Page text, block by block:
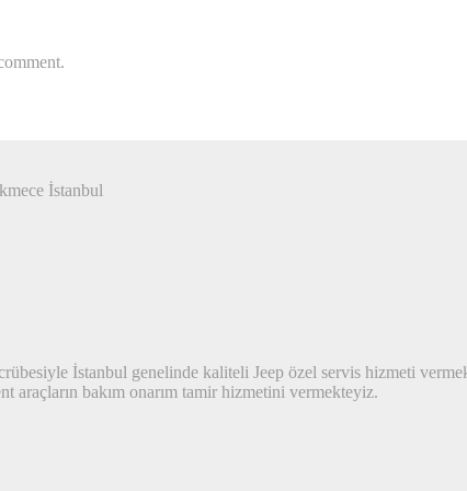
İstanbul
İstanbul genelinde kaliteli Jeep özel servis hizmeti
araçların bakım onarım tamir hizmetini vermekteyiz.